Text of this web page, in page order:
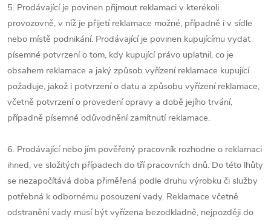
5. Prodávající je povinen přijmout reklamaci v kterékoli
provozovně, v níž je přijetí reklamace možné, případně i v sídle
nebo místě podnikání. Prodávající je povinen kupujícímu vydat
písemné potvrzení o tom, kdy kupující právo uplatnil, co je
obsahem reklamace a jaký způsob vyřízení reklamace kupující
požaduje, jakož i potvrzení o datu a způsobu vyřízení reklamace,
včetně potvrzení o provedení opravy a době jejího trvání,
případně písemné odůvodnění zamítnutí reklamace.
6. Prodávající nebo jím pověřený pracovník rozhodne o reklamaci
ihned, ve složitých případech do tří pracovních dnů. Do této lhůty
se nezapočítává doba přiměřená podle druhu výrobku či služby
potřebná k odbornému posouzení vady. Reklamace včetně
odstranění vady musí být vyřízena bezodkladně, nejpozději do